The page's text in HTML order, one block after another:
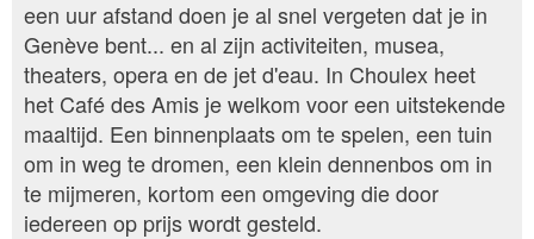
een uur afstand doen je al snel vergeten dat je in
Genève bent... en al zijn activiteiten, musea,
theaters, opera en de jet d'eau. In Choulex heet
het Café des Amis je welkom voor een uitstekende
maaltijd. Een binnenplaats om te spelen, een tuin
om in weg te dromen, een klein dennenbos om in
te mijmeren, kortom een omgeving die door
iedereen op prijs wordt gesteld.